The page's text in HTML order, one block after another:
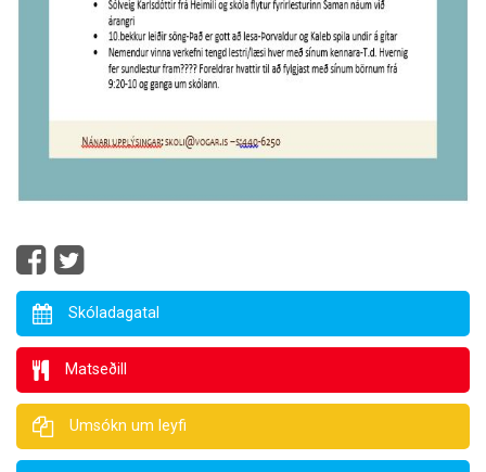
Skóladagatal
Matseðill
Umsókn um leyfi